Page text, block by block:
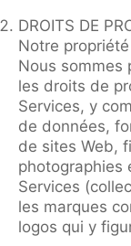
DROITS DE
Notre
Nous sommes
les droits de
Services, y
de données,
de sites Web,
photographies
Services
les marques
logos qui y